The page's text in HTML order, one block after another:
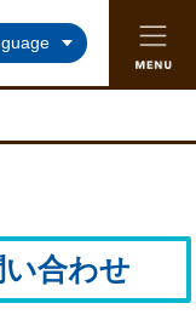
ージ
合わせ